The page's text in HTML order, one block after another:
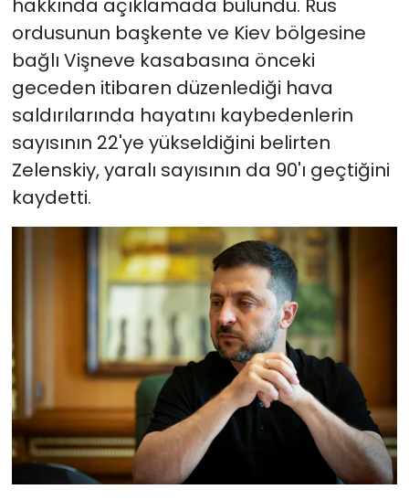
hakkında açıklamada bulundu. Rus
ordusunun başkente ve Kiev bölgesine
bağlı Vişneve kasabasına önceki
geceden itibaren düzenlediği hava
saldırılarında hayatını kaybedenlerin
sayısının 22'ye yükseldiğini belirten
Zelenskiy, yaralı sayısının da 90'ı geçtiğini
kaydetti.